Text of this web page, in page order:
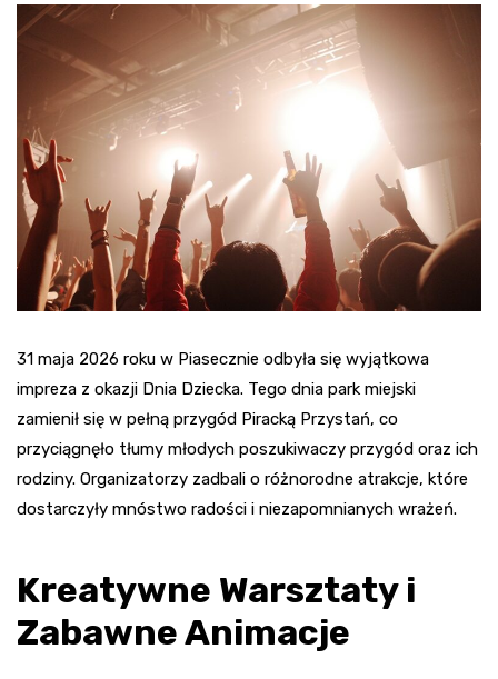
31 maja 2026 roku w Piasecznie odbyła się wyjątkowa
impreza z okazji Dnia Dziecka. Tego dnia park miejski
zamienił się w pełną przygód Piracką Przystań, co
przyciągnęło tłumy młodych poszukiwaczy przygód oraz ich
rodziny. Organizatorzy zadbali o różnorodne atrakcje, które
dostarczyły mnóstwo radości i niezapomnianych wrażeń.
Kreatywne Warsztaty i
Zabawne Animacje